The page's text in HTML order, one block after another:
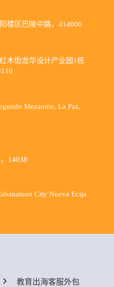
楼区巴陵中路，414000
木街龙华设计产业园1栋
Mezanine, La Paz,
14038
City Nueva Ecija
教育出海客服外包